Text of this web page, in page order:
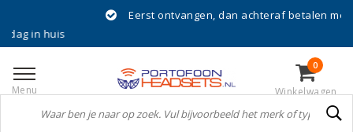
huis
Eerst ontvangen, dan achteraf betalen met Klarna!
Menu
0
Winkelwagen